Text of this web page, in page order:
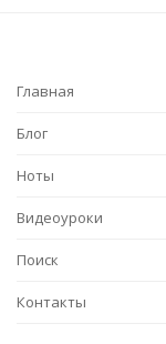
Главная
Блог
Ноты
Видеоуроки
Поиск
Контакты